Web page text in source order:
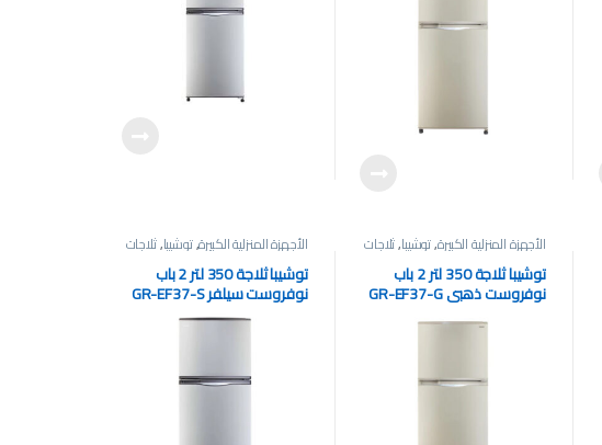
الأجهزة المنزلية الكبيرة,توشيبا,ثلاجات
توشيبا ثلاجة 350 لتر 2 باب
نوفروست ذهبي GR-EF37-G
الأجهزة المنزلية الكبيرة,توشيبا,ثلاجات
توشيبا ثلاجة 350 لتر 2 باب
نوفروست سيلفر GR-EF37-S